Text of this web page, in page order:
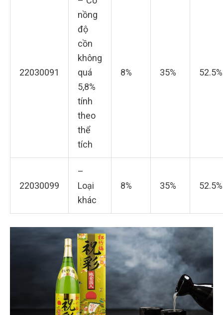
22030091
nồng
độ
cồn
không
quá
5,8%
tính
theo
thể
tích
8% 35% 52.5%
22030099
–
Loại
khác
8% 35% 52.5%